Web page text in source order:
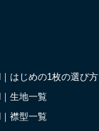
はじめの1枚の選び方
生地一覧
襟型一覧